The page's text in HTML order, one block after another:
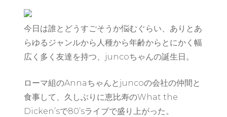
今日は誰とどうすごそうか悩むぐらい、ありとあ
らゆるジャンルから人種から年齢からとにかく幅
広く多く友達を持つ、juncoちゃんの誕生日。
ローマ組のAnnaちゃんとjuncoの会社の仲間と
食事して、久しぶりに恵比寿のWhat the
Dicken’sで80’sライブで盛り上がった。